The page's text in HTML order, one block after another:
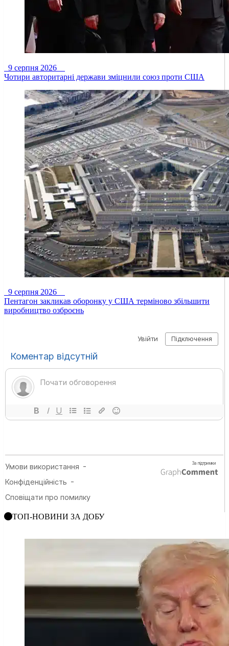
9 серпня 2026
Чотири авторитарні держави зміцнили союз проти США
9 серпня 2026
Пентагон закликав оборонку у США терміново збільшити
виробництво озброєнь
ТОП-НОВИНИ ЗА ДОБУ